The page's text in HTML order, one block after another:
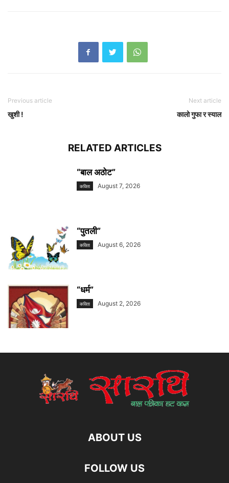
Previous article
खुशी !
Next article
कालो गुफा र स्याल
RELATED ARTICLES
“बाल अठोट”
कविता August 7, 2026
“पुतली”
कविता August 6, 2026
“धर्म”
कविता August 2, 2026
ABOUT US
FOLLOW US